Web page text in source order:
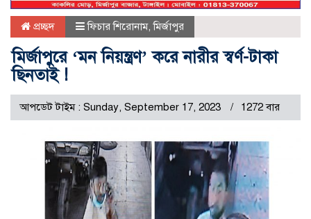
প্রচ্ছদ ফিচার শিরোনাম,মির্জাপুর
মির্জাপুরে ‘মন নিয়ন্ত্রণ’ করে নারীর স্বর্ণ-টাকা
ছিনতাই !
আপডেট টাইম : Sunday, September 17, 2023 1272 বার